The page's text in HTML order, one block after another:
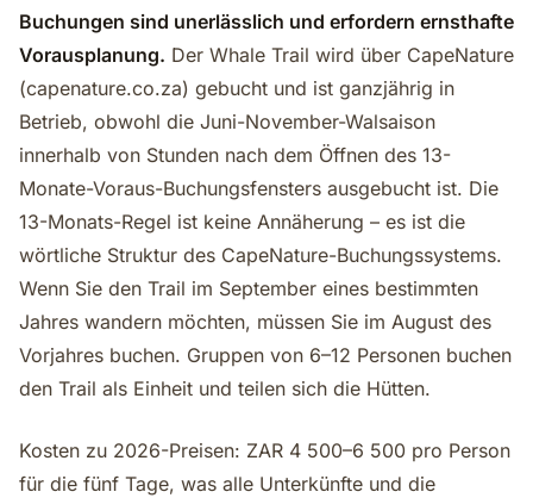
Buchungen sind unerlässlich und erfordern ernsthafte
Vorausplanung. Der Whale Trail wird über CapeNature
(capenature.co.za) gebucht und ist ganzjährig in
Betrieb, obwohl die Juni-November-Walsaison
innerhalb von Stunden nach dem Öffnen des 13-
Monate-Voraus-Buchungsfensters ausgebucht ist. Die
13-Monats-Regel ist keine Annäherung – es ist die
wörtliche Struktur des CapeNature-Buchungssystems.
Wenn Sie den Trail im September eines bestimmten
Jahres wandern möchten, müssen Sie im August des
Vorjahres buchen. Gruppen von 6–12 Personen buchen
den Trail als Einheit und teilen sich die Hütten.
Kosten zu 2026-Preisen: ZAR 4 500–6 500 pro Person
für die fünf Tage, was alle Unterkünfte und die